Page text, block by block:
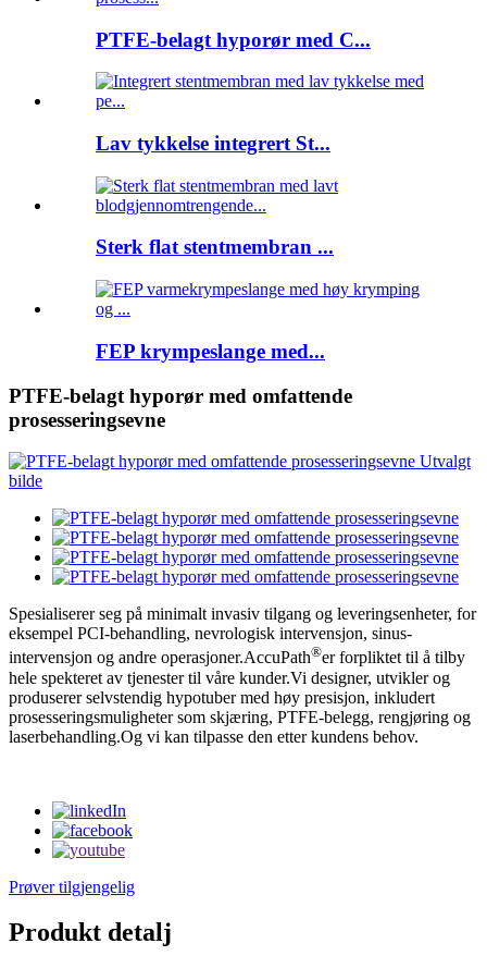
PTFE-belagt hyporør med C...
Lav tykkelse integrert St...
Sterk flat stentmembran ...
FEP krympeslange med...
PTFE-belagt hyporør med omfattende
prosesseringsevne
Spesialiserer seg på minimalt invasiv tilgang og leveringsenheter, for
eksempel PCI-behandling, nevrologisk intervensjon, sinus-
intervensjon og andre operasjoner.AccuPath®er forpliktet til å tilby
hele spekteret av tjenester til våre kunder.Vi designer, utvikler og
produserer selvstendig hypotuber med høy presisjon, inkludert
prosesseringsmuligheter som skjæring, PTFE-belegg, rengjøring og
laserbehandling.Og vi kan tilpasse den etter kundens behov.
Prøver tilgjengelig
Produkt detalj